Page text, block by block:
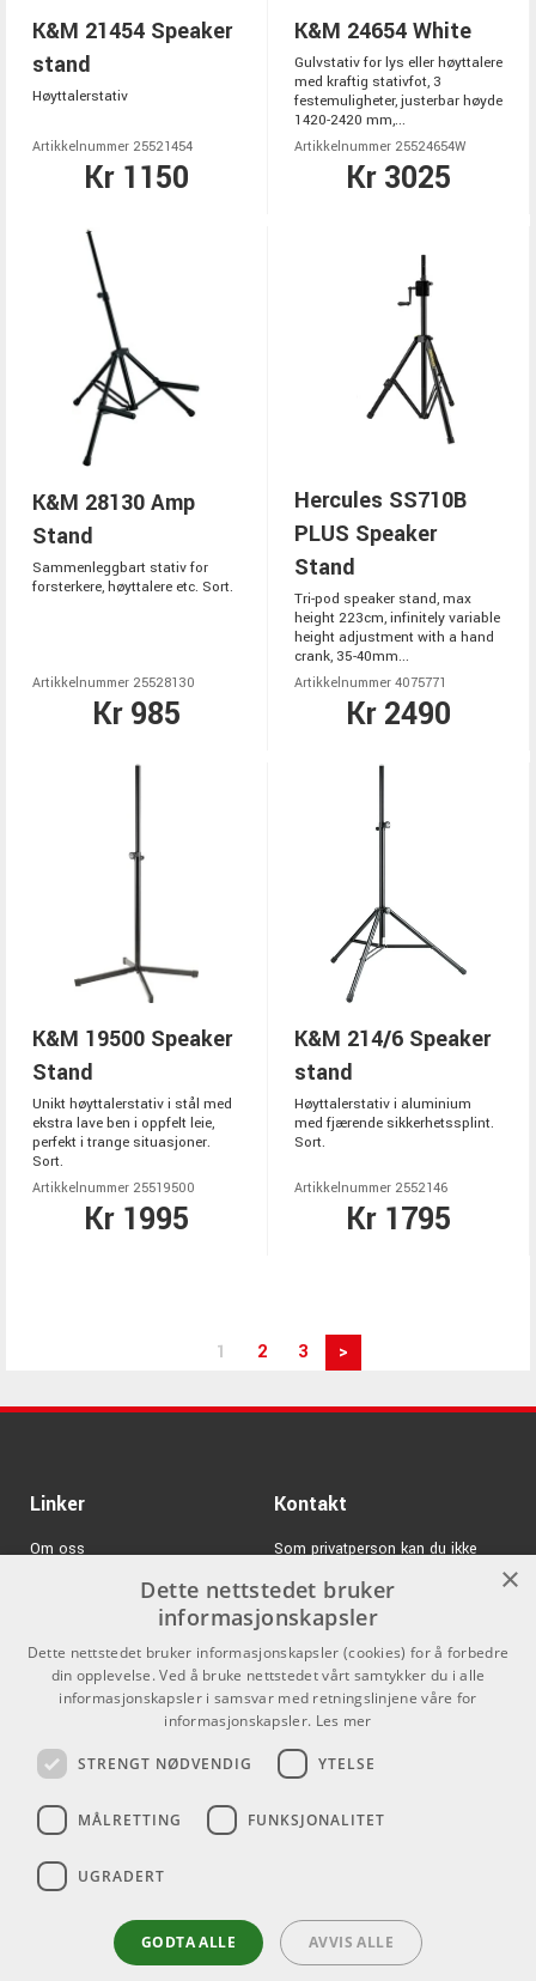
K&M 21454 Speaker
stand
Høyttalerstativ
Artikkelnummer 25521454
Kr 1150
K&M 24654 White
Gulvstativ for lys eller høyttalere
med kraftig stativfot, 3
festemuligheter, justerbar høyde
1420-2420 mm,...
Artikkelnummer 25524654W
Kr 3025
K&M 28130 Amp
Stand
Sammenleggbart stativ for
forsterkere, høyttalere etc. Sort.
Artikkelnummer 25528130
Kr 985
Hercules SS710B
PLUS Speaker
Stand
Tri-pod speaker stand, max
height 223cm, infinitely variable
height adjustment with a hand
crank, 35-40mm...
Artikkelnummer 4075771
Kr 2490
K&M 19500 Speaker
Stand
Unikt høyttalerstativ i stål med
ekstra lave ben i oppfelt leie,
perfekt i trange situasjoner.
Sort.
Artikkelnummer 25519500
Kr 1995
K&M 214/6 Speaker
stand
Høyttalerstativ i aluminium
med fjærende sikkerhetssplint.
Sort.
Artikkelnummer 2552146
Kr 1795
1 2 3 >
Linker
Om oss
GDPR & Cookies
Kontakt
Som privatperson kan du ikke
kjøpe på denne nettsiden, alt salg
skjer gjennom våre forhandlere.
info@emnordic.no
×
Dette nettstedet bruker
informasjonskapsler
Dette nettstedet bruker informasjonskapsler (cookies) for å forbedre
din opplevelse. Ved å bruke nettstedet vårt samtykker du i alle
informasjonskapsler i samsvar med retningslinjene våre for
informasjonskapsler. Les mer
STRENGT NØDVENDIG YTELSE
MÅLRETTING FUNKSJONALITET
UGRADERT
GODTA ALLE AVVIS ALLE